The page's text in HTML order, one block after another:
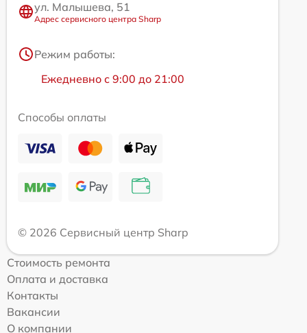
ул. Малышева, 51
Адрес сервисного центра Sharp
Режим работы:
Ежедневно с 9:00 до 21:00
Способы оплаты
© 2026 Сервисный центр Sharp
Стоимость ремонта
Оплата и доставка
Контакты
Вакансии
О компании